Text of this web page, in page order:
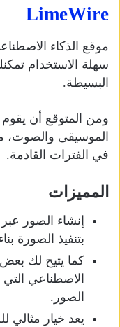
LimeWire
موقع الذكاء
سهلة الاستخدام
البسيطة.
ومن المتوقع أن
الموسيقى والصوت،
في الفترات القادمة.
المميزات
إنشاء الصور
بتنفيذ الصورة
كما يتيح لك بعض
الاصطناعي
الصور.
يعد خيار